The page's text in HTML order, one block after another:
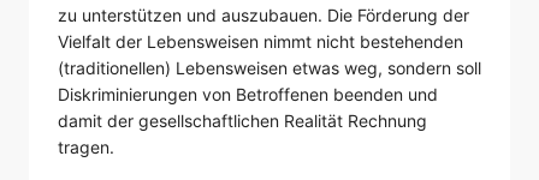
zu unterstützen und auszubauen. Die Förderung der
Vielfalt der Lebensweisen nimmt nicht bestehenden
(traditionellen) Lebensweisen etwas weg, sondern soll
Diskriminierungen von Betroffenen beenden und
damit der gesellschaftlichen Realität Rechnung
tragen.